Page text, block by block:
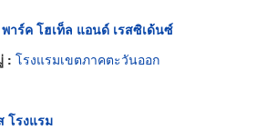
าร์ค โฮเท็ล แอนด์ เรสซิเด้นซ์
: โรงแรมเขตภาคตะวันออก
โรงแรม